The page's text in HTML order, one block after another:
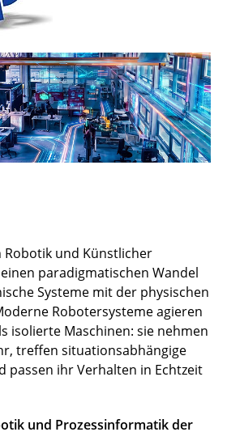
Robotik und Künstlicher
paradigmatischen Wandel
Systeme mit der physischen
Robotersysteme agieren
isolierte Maschinen: sie nehmen
treffen situationsabhängige
passen ihr Verhalten in Echtzeit
und Prozessinformatik der